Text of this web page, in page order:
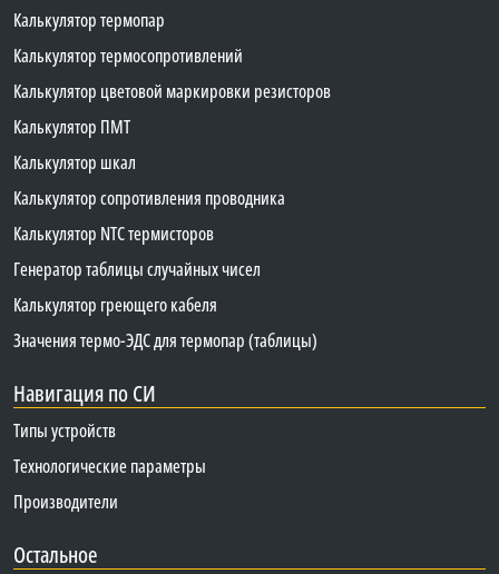
Калькулятор термопар
Калькулятор термосопротивлений
Калькулятор цветовой маркировки резисторов
Калькулятор ПМТ
Калькулятор шкал
Калькулятор сопротивления проводника
Калькулятор NTC термисторов
Генератор таблицы случайных чисел
Калькулятор греющего кабеля
Значения термо-ЭДС для термопар (таблицы)
Навигация по СИ
Типы устройств
Технологические параметры
Производители
Остальное